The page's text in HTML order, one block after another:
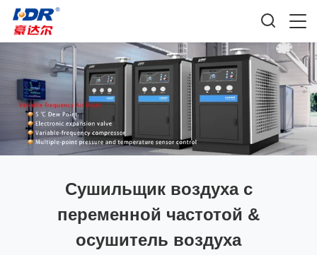
Сушильщик воздуха с
переменной частотой &
осушитель воздуха